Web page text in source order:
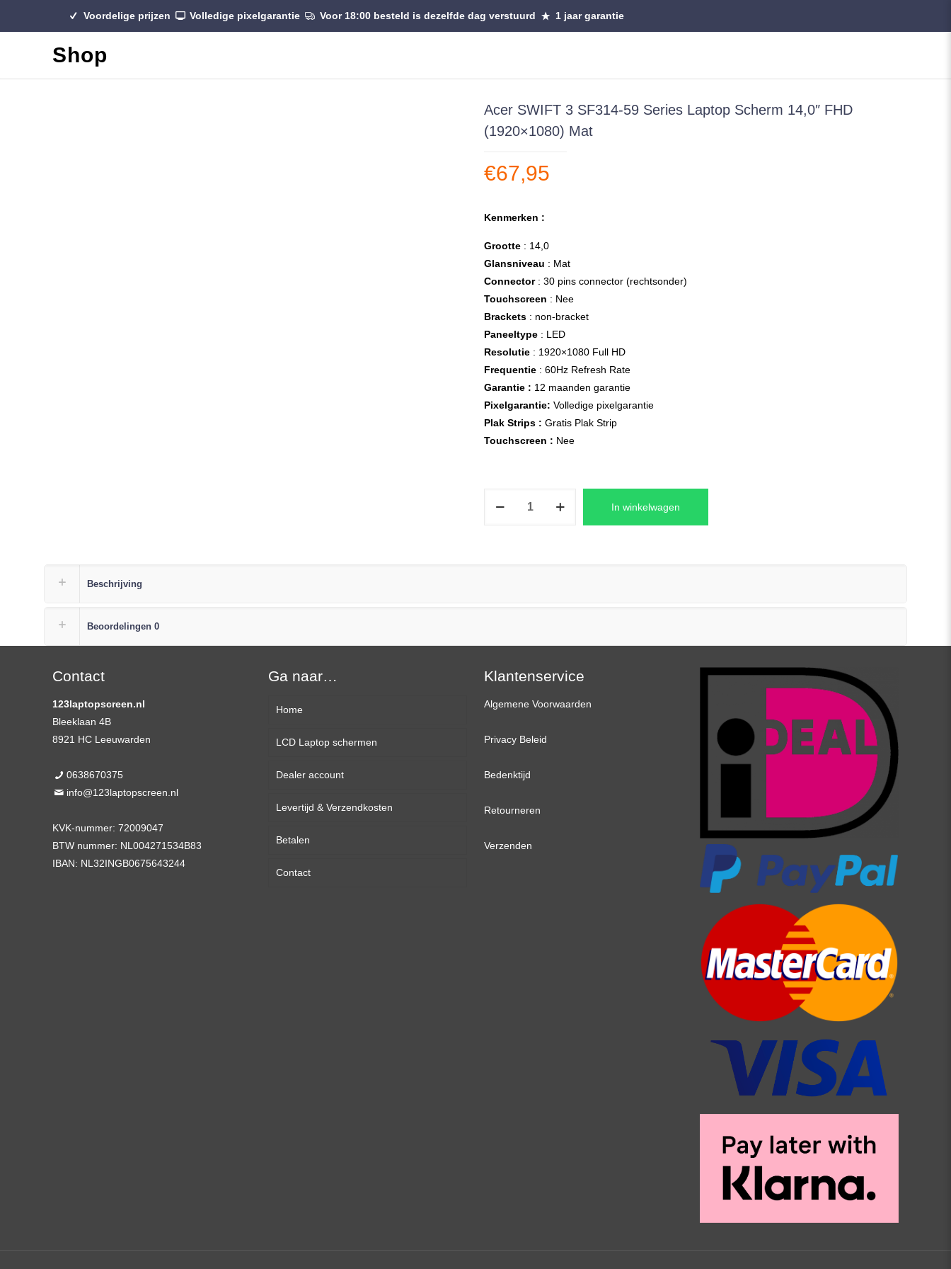
Voordelige prijzen Volledige pixelgarantie Voor 18:00 besteld is dezelfde dag verstuurd 1 jaar garantie
Shop
Acer SWIFT 3 SF314-59 Series Laptop Scherm 14,0″ FHD
(1920×1080) Mat
€67,95
Kenmerken :
Grootte : 14,0
Glansniveau : Mat
Connector: 30 pins connector (rechtsonder)
Touchscreen : Nee
Brackets : non-bracket
Paneeltype : LED
Resolutie : 1920×1080 Full HD
Frequentie : 60Hz Refresh Rate
Garantie : 12 maanden garantie
Pixelgarantie:Volledige pixelgarantie
Plak Strips :Gratis Plak Strip
Touchscreen : Nee
(1920×1080)
aantal
In winkelwagen
Beschrijving
Beoordelingen 0
Contact
123laptopscreen.nl
Bleeklaan 4B
8921 HC Leeuwarden
0638670375
info@123laptopscreen.nl
KVK-nummer: 72009047
BTW nummer: NL004271534B83
IBAN: NL32INGB0675643244
Ga naar…
Home
LCD Laptop schermen
13,3 inch
14,0 inch
15,6 inch
17,3 inch
Dealer account
Levertijd & Verzendkosten
Betalen
Contact
Klantenservice
Algemene Voorwaarden
Privacy Beleid
Bedenktijd
Retourneren
Verzenden